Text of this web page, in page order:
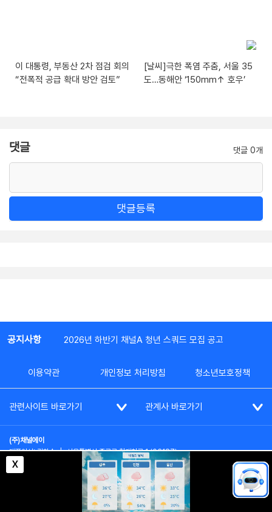
이 대통령, 부동산 2차 점검 회의
“전폭적 공급 확대 방안 검토”
[날씨]극한 폭염 주춤, 서울 35
도…동해안 ‘150mm↑ 호우’
댓글 댓글 0개
댓글등록
X
공지사항 2026년 하반기 채널A 청년 스쿼드 모집 공고
이용약관 개인정보 처리방침 청소년보호정책
관련사이트 바로가기 관계사 바로가기
(주)채널에이
대표이사: 김차수 | 서울특별시 종로구 청계천로 1 (03187)
부가통신사업신고: 022357호 | 사업자등록번호: 101-86-62787
대표전화: (02)2020-3114
시청자상담실: (02)2020-3100
통신판매업신고: 제2012-서울종로-0195호
COPYRIGHT(c) SINCE 2023,CHANNEL A ALL RIGHTS RESERVED.